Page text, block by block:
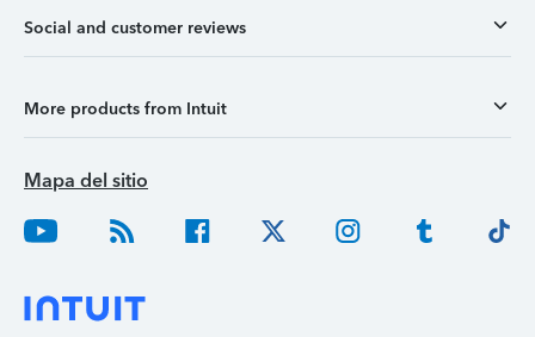
Social and customer reviews
More products from Intuit
Mapa del sitio